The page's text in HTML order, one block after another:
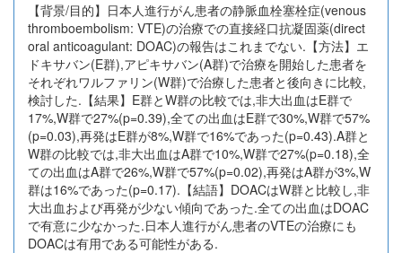
【背景/目的】日本人進行がん患者の静脈血栓塞栓症(venous
thromboembolism: VTE)の治療での直接経口抗凝固薬(direct
oral anticoagulant: DOAC)の報告はこれまでない.【方法】エ
ドキサバン(E群),アピキサバン(A群)で治療を開始した患者を
それぞれワルファリン(W群)で治療した患者と後向きに比較,
検討した.【結果】E群とW群の比較では,非大出血はE群で
17%,W群で27%(p=0.39),全ての出血はE群で30%,W群で57%
(p=0.03),再発はE群が8%,W群で16%であった(p=0.43).A群と
W群の比較では,非大出血はA群で10%,W群で27%(p=0.18),全
ての出血はA群で26%,W群で57%(p=0.02),再発はA群が3%,W
群は16%であった(p=0.17).【結語】DOACはW群と比較し,非
大出血および再発が少ない傾向であった.全ての出血はDOAC
で有意に少なかった.日本人進行がん患者のVTEの治療にも
DOACは有用である可能性がある.